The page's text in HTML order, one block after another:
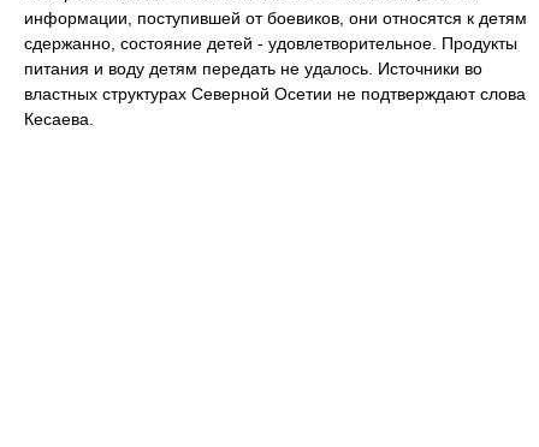
информации, поступившей от боевиков, они относятся к детям
сдержанно, состояние детей ‑ удовлетворительное. Продукты
питания и воду детям передать не удалось. Источники во
властных структурах Северной Осетии не подтверждают слова
Кесаева.